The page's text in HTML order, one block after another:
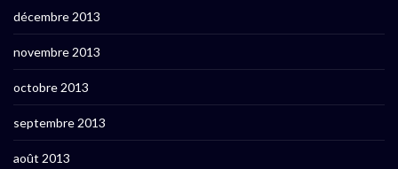
décembre 2013
novembre 2013
octobre 2013
septembre 2013
août 2013